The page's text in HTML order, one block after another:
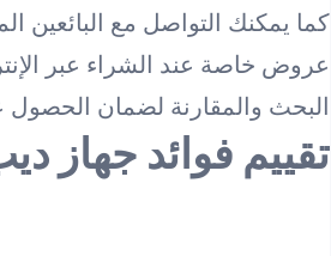
كما يمكنك التواصل مع
عروض خاصة عند الشراء عبر
البحث والمقارنة لضمان
تقييم فوائد جهاز